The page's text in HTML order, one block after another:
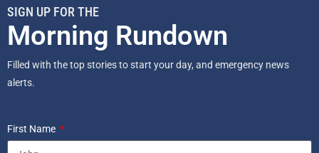
SIGN UP FOR THE
Morning Rundown
Filled with the top stories to start your day, and emergency news
alerts.
First Name